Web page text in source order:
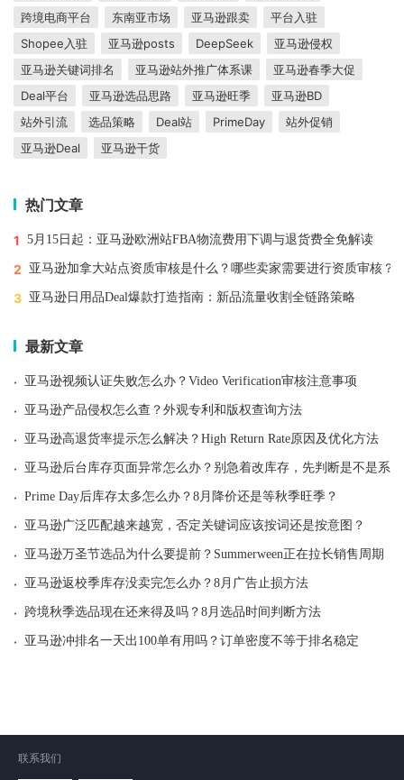
跨境电商平台
东南亚市场 亚马逊跟卖
平台入驻
Shopee入驻
亚马逊posts DeepSeek
亚马逊侵权
亚马逊关键词排名
亚马逊站外推广体系课
亚马逊春季大促
Deal平台
亚马逊选品思路 亚马逊旺季
亚马逊BD
站外引流
选品策略 Deal站 PrimeDay
站外促销
亚马逊Deal
亚马逊干货
热门文章
1 5月15日起：亚马逊欧洲站FBA物流费用下调与退货费全免解读
2 亚马逊加拿大站点资质审核是什么？哪些卖家需要进行资质审核？
3 亚马逊日用品Deal爆款打造指南：新品流量收割全链路策略
最新文章
· 亚马逊视频认证失败怎么办？Video Verification审核注意事项
· 亚马逊产品侵权怎么查？外观专利和版权查询方法
· 亚马逊高退货率提示怎么解决？High Return Rate原因及优化方法
· 亚马逊后台库存页面异常怎么办？别急着改库存，先判断是不是系
· Prime Day后库存太多怎么办？8月降价还是等秋季旺季？
· 亚马逊广泛匹配越来越宽，否定关键词应该按词还是按意图？
· 亚马逊万圣节选品为什么要提前？Summerween正在拉长销售周期
· 亚马逊返校季库存没卖完怎么办？8月广告止损方法
· 跨境秋季选品现在还来得及吗？8月选品时间判断方法
· 亚马逊冲排名一天出100单有用吗？订单密度不等于排名稳定
联系我们